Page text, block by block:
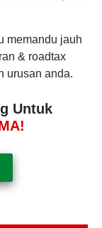
memandu jauh
& roadtax
urusan anda.
Untuk